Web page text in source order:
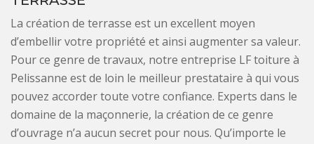
La création de terrasse est un excellent moyen
d’embellir votre propriété et ainsi augmenter sa valeur.
Pour ce genre de travaux, notre entreprise LF toiture à
Pelissanne est de loin le meilleur prestataire à qui vous
pouvez accorder toute votre confiance. Experts dans le
domaine de la maçonnerie, la création de ce genre
d’ouvrage n’a aucun secret pour nous. Qu’importe le